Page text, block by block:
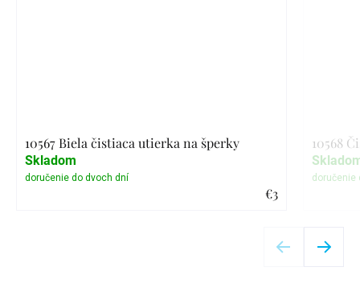
10567 Biela čistiaca utierka na šperky
€3
Skladom
10568